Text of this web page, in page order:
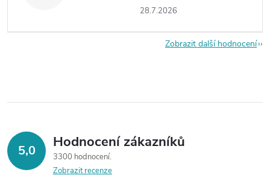
28.7.2026
Zobrazit další hodnocení
5,0 Hodnocení zákazníků
3300 hodnocení
Zobrazit recenze